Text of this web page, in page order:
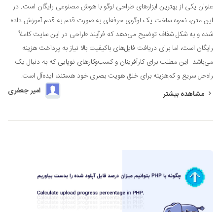
عنوان یکی از بهترین ابزارهای طراحی لوگو با هوش مصنوعی رایگان است. در
این متن، نحوه ساخت یک لوگوی حرفه‌ای به صورت قدم به قدم آموزش داده
شده و به شکل شفاف توضیح می‌دهد که فرآیند طراحی در این سایت کاملاً
رایگان است، اما برای دریافت فایل‌های باکیفیت بالا نیاز به پرداخت هزینه
می‌باشد. این مطلب برای کارآفرینان و کسب‌وکارهای نوپایی که به دنبال یک
راه‌حل سریع و کم‌هزینه برای خلق هویت بصری خود هستند، ایده‌آل است.
مشاهده بیشتر
امیر جعفری